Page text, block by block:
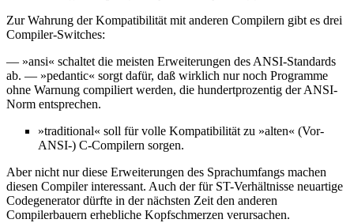
Zur Wahrung der Kompatibilität mit anderen Compilern gibt es drei
Compiler-Switches:
— »ansi« schaltet die meisten Erweiterungen des ANSI-Standards
ab. — »pedantic« sorgt dafür, daß wirklich nur noch Programme
ohne Warnung compiliert werden, die hundertprozentig der ANSI-
Norm entsprechen.
»traditional« soll für volle Kompatibilität zu »alten« (Vor-
ANSI-) C-Compilern sorgen.
Aber nicht nur diese Erweiterungen des Sprachumfangs machen
diesen Compiler interessant. Auch der für ST-Verhältnisse neuartige
Codegenerator dürfte in der nächsten Zeit den anderen
Compilerbauern erhebliche Kopfschmerzen verursachen.